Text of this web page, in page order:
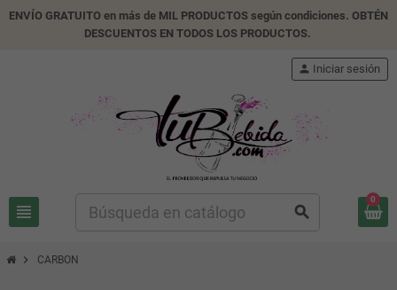
ENVÍO GRATUITO en más de MIL PRODUCTOS según condiciones. OBTÉN
DESCUENTOS EN TODOS LOS PRODUCTOS.
view_headline search
person Iniciar sesión
0
chevron_right CARBON